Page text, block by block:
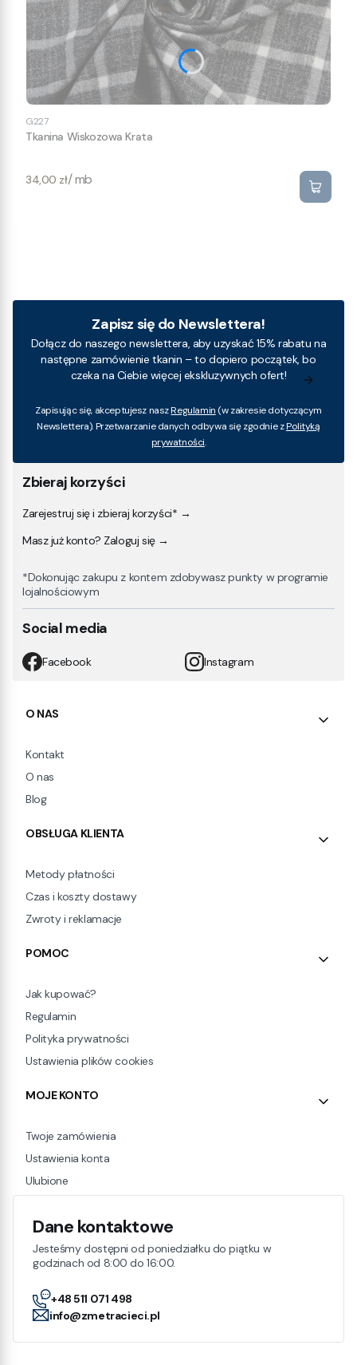
G227
Tkanina Wiskozowa Krata
Cena
34,00 zł/ mb
Zbieraj korzyści
Zarejestruj się i zbieraj korzyści* →
Masz już konto? Zaloguj się →
*Dokonując zakupu z kontem zdobywasz punkty w programie
lojalnościowym
Social media
Facebook Instagram
Zapisz się do Newslettera!
Dołącz do naszego newslettera, aby uzyskać 15% rabatu na
następne zamówienie tkanin – to dopiero początek, bo
czeka na Ciebie więcej ekskluzywnych ofert!
Zapisując się, akceptujesz naszRegulamin (w zakresie dotyczącym
Newslettera). Przetwarzanie danych odbywa się zgodnie zPolityką
prywatności.
Dane kontaktowe
Jesteśmy dostępni od poniedziałku do piątku w
godzinach od 8:00 do 16:00.
+48 511 071 498
info@zmetracieci.pl
Linki w stopce
O NAS
Kontakt
O nas
Blog
OBSŁUGA KLIENTA
Metody płatności
Czas i koszty dostawy
Zwroty i reklamacje
POMOC
Jak kupować?
Regulamin
Polityka prywatności
Ustawienia plików cookies
MOJE KONTO
Twoje zamówienia
Ustawienia konta
Ulubione